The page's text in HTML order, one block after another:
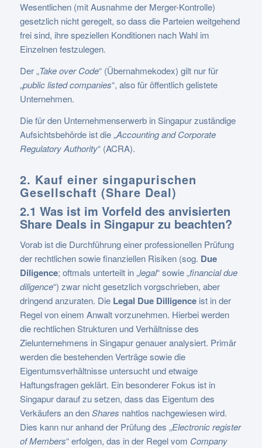
Wesentlichen (mit Ausnahme der Merger-Kontrolle)
gesetzlich nicht geregelt, so dass die Parteien weitgehend
frei sind, ihre speziellen Konditionen nach Wahl im
Einzelnen festzulegen.
Der „Take over Code“ (Übernahmekodex) gilt nur für
„public listed companies“, also für öffentlich gelistete
Unternehmen.
Die für den Unternehmenserwerb in Singapur zuständige
Aufsichtsbehörde ist die „Accounting and Corporate
Regulatory Authority“ (ACRA).
2. Kauf einer singapurischen
Gesellschaft (Share Deal)
2.1 Was ist im Vorfeld des anvisierten
Share Deals in Singapur zu beachten?
Vorab ist die Durchführung einer professionellen Prüfung
der rechtlichen sowie finanziellen Risiken (sog. Due
Diligence; oftmals unterteilt in „legal“ sowie „financial due
diligence“) zwar nicht gesetzlich vorgschrieben, aber
dringend anzuraten. Die Legal Due Dilligenceist in der
Regel von einem Anwalt vorzunehmen. Hierbei werden
die rechtlichen Strukturen und Verhältnisse des
Zielunternehmens in Singapur genauer analysiert. Primär
werden die bestehenden Verträge sowie die
Eigentumsverhältnisse untersucht und etwaige
Haftungsfragen geklärt. Ein besonderer Fokus ist in
Singapur darauf zu setzen, dass das Eigentum des
Verkäufers an denShares nahtlos nachgewiesen wird.
Dies kann nur anhand der Prüfung des „Electronic register
of Members“ erfolgen, das in der Regel vom Company